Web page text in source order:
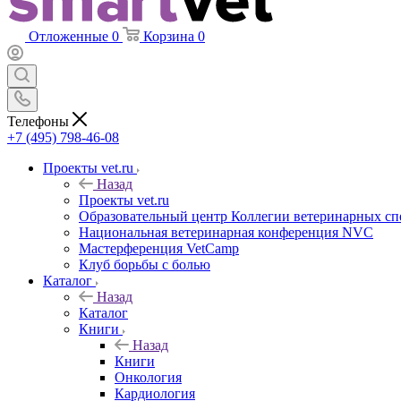
Отложенные 0 Корзина 0
Телефоны
+7 (495) 798-46-08
Проекты vet.ru
Назад
Проекты vet.ru
Образовательный центр Коллегии ветеринарных
Национальная ветеринарная конференция NVC
Мастерференция VetCamp
Клуб борьбы с болью
Каталог
Назад
Каталог
Книги
Назад
Книги
Онкология
Кардиология